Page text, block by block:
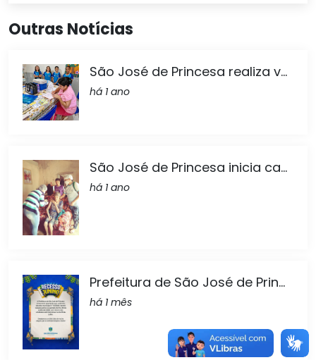
Outras Notícias
São José de Princesa realiza v...
há 1 ano
São José de Princesa inicia ca...
há 1 ano
Prefeitura de São José de Prin...
há 1 mês